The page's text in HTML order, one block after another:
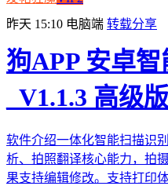
昨天 15:10 电脑端 转载分享
狗APP 安卓
_V1.1.3 高级版
软件介绍一体化智能扫描识
析、拍照翻译核心能力，拍
果支持编辑修改。支持打印